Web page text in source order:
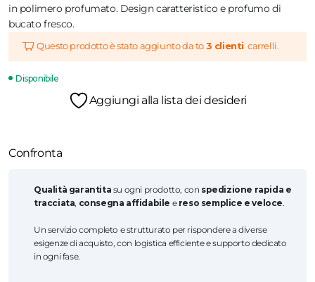
in polimero profumato. Design caratteristico e profumo di
bucato fresco.
Questo prodotto è stato aggiunto da to3 clienti carrelli.
Disponibile
Aggiungi alla lista dei desideri
Confronta
Qualità garantita su ogni prodotto, con spedizione rapida e
tracciata, consegna affidabile e reso semplice e veloce.
Un servizio completo e strutturato per rispondere a diverse
esigenze di acquisto, con logistica efficiente e supporto dedicato
in ogni fase.